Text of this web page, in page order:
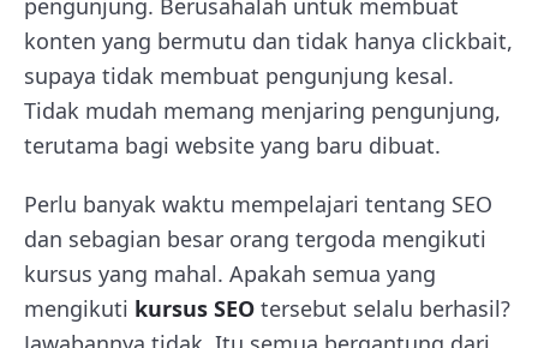
pengunjung. Berusahalah untuk membuat
konten yang bermutu dan tidak hanya clickbait,
supaya tidak membuat pengunjung kesal.
Tidak mudah memang menjaring pengunjung,
terutama bagi website yang baru dibuat.
Perlu banyak waktu mempelajari tentang SEO
dan sebagian besar orang tergoda mengikuti
kursus yang mahal. Apakah semua yang
mengikuti kursus SEO tersebut selalu berhasil?